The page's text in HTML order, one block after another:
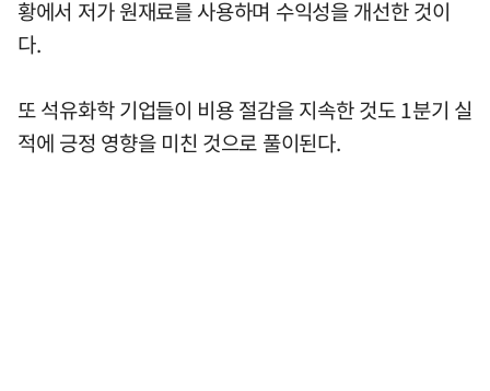
황에서 저가 원재료를 사용하며 수익성을 개선한 것이
다.
또 석유화학 기업들이 비용 절감을 지속한 것도 1분기 실
적에 긍정 영향을 미친 것으로 풀이된다.